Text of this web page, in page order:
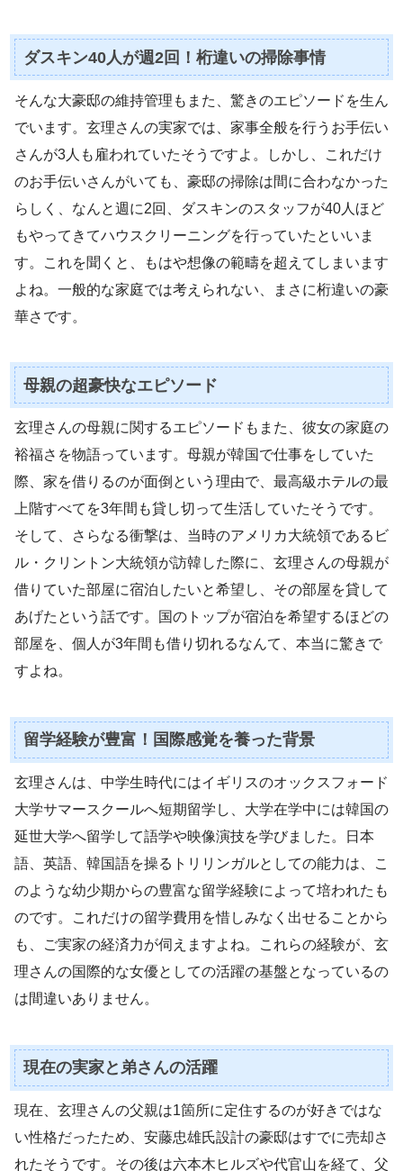
ダスキン40人が週2回！桁違いの掃除事情
そんな大豪邸の維持管理もまた、驚きのエピソードを生ん
でいます。玄理さんの実家では、家事全般を行うお手伝い
さんが3人も雇われていたそうですよ。しかし、これだけ
のお手伝いさんがいても、豪邸の掃除は間に合わなかった
らしく、なんと週に2回、ダスキンのスタッフが40人ほど
もやってきてハウスクリーニングを行っていたといいま
す。これを聞くと、もはや想像の範疇を超えてしまいます
よね。一般的な家庭では考えられない、まさに桁違いの豪
華さです。
母親の超豪快なエピソード
玄理さんの母親に関するエピソードもまた、彼女の家庭の
裕福さを物語っています。母親が韓国で仕事をしていた
際、家を借りるのが面倒という理由で、最高級ホテルの最
上階すべてを3年間も貸し切って生活していたそうです。
そして、さらなる衝撃は、当時のアメリカ大統領であるビ
ル・クリントン大統領が訪韓した際に、玄理さんの母親が
借りていた部屋に宿泊したいと希望し、その部屋を貸して
あげたという話です。国のトップが宿泊を希望するほどの
部屋を、個人が3年間も借り切れるなんて、本当に驚きで
すよね。
留学経験が豊富！国際感覚を養った背景
玄理さんは、中学生時代にはイギリスのオックスフォード
大学サマースクールへ短期留学し、大学在学中には韓国の
延世大学へ留学して語学や映像演技を学びました。日本
語、英語、韓国語を操るトリリンガルとしての能力は、こ
のような幼少期からの豊富な留学経験によって培われたも
のです。これだけの留学費用を惜しみなく出せることから
も、ご実家の経済力が伺えますよね。これらの経験が、玄
理さんの国際的な女優としての活躍の基盤となっているの
は間違いありません。
現在の実家と弟さんの活躍
現在、玄理さんの父親は1箇所に定住するのが好きではな
い性格だったため、安藤忠雄氏設計の豪邸はすでに売却さ
れたそうです。その後は六本木ヒルズや代官山を経て、父